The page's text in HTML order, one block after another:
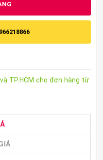
TP.HCM cho đơn hàng từ